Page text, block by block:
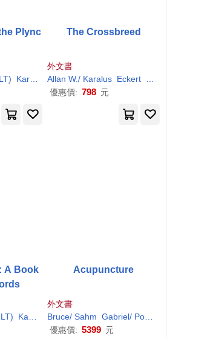
Plync
) Karle
Wilson/ Minard
The Crossbreed
外文書
Allan W./ Karalus Eckert
優惠價: 798 元
Nyden
A Book
) Karl
/ Beckstrand
Acupuncture
外文書
Bruce/ Sahm Gabriel/ Pomeranz
優惠價: 5399 元